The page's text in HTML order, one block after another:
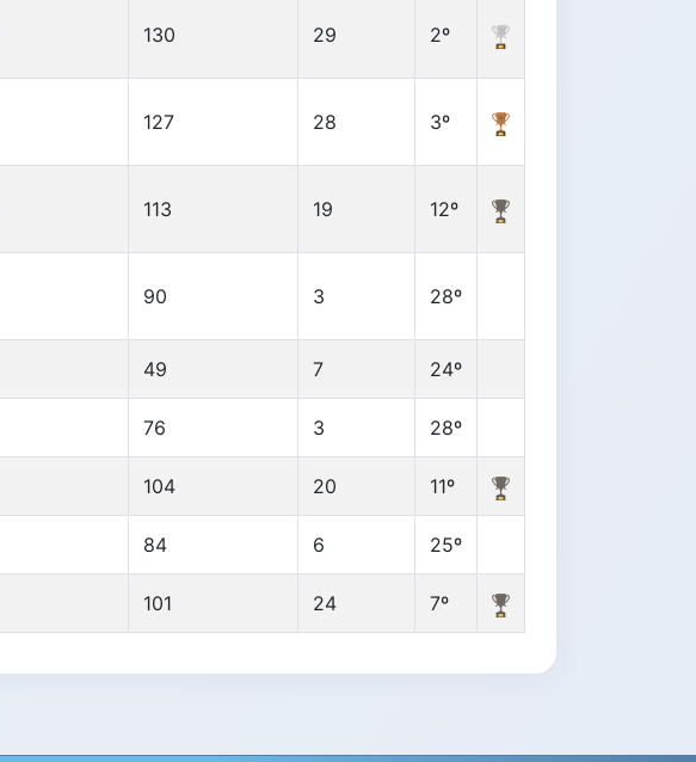
130 29 2º
127 28 3º
113 19 12º
90 3 28º
49 7 24º
76 3 28º
104 20 11º
84 6 25º
101 24 7º